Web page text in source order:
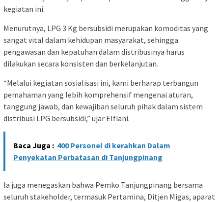
kegiatan ini.
Menurutnya, LPG 3 Kg bersubsidi merupakan komoditas yang
sangat vital dalam kehidupan masyarakat, sehingga
pengawasan dan kepatuhan dalam distribusinya harus
dilakukan secara konsisten dan berkelanjutan.
“Melalui kegiatan sosialisasi ini, kami berharap terbangun
pemahaman yang lebih komprehensif mengenai aturan,
tanggung jawab, dan kewajiban seluruh pihak dalam sistem
distribusi LPG bersubsidi,” ujar Elfiani.
Baca Juga : 400 Personel di kerahkan Dalam
Penyekatan Perbatasan di Tanjungpinang
Ia juga menegaskan bahwa Pemko Tanjungpinang bersama
seluruh stakeholder, termasuk Pertamina, Ditjen Migas, aparat